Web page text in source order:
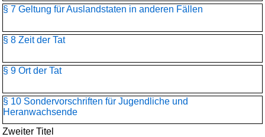
§ 7 Geltung für Auslandstaten in anderen Fällen
§ 8 Zeit der Tat
§ 9 Ort der Tat
§ 10 Sondervorschriften für Jugendliche und
Heranwachsende
Zweiter Titel